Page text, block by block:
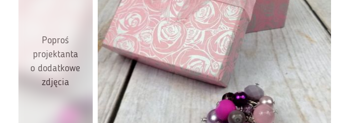
Poproś
projektanta
o dodatkowe
zdjęcia